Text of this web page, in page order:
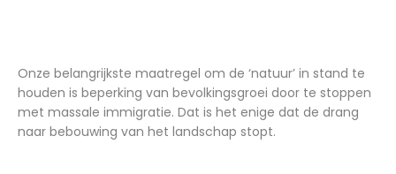
Onze belangrijkste maatregel om de ‘natuur’ in stand te
houden is beperking van bevolkingsgroei door te stoppen
met massale immigratie. Dat is het enige dat de drang
naar bebouwing van het landschap stopt.